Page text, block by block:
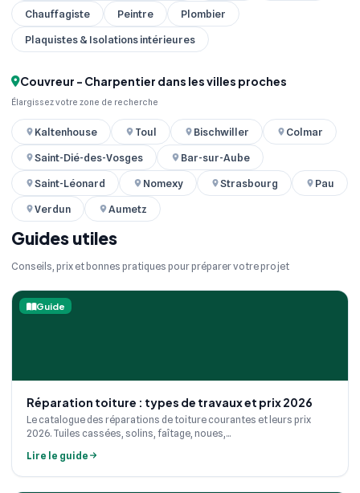
Chauffagiste
Peintre
Plombier
Plaquistes & Isolations intérieures
Couvreur - Charpentier dans les villes proches
Élargissez votre zone de recherche
Kaltenhouse Toul Bischwiller
Colmar
Saint-Dié-des-Vosges
Bar-sur-Aube
Saint-Léonard
Nomexy Strasbourg
Pau
Verdun
Aumetz
Guides utiles
Conseils, prix et bonnes pratiques pour préparer votre projet
Guide
Réparation toiture : types de travaux et prix 2026
Le catalogue des réparations de toiture courantes et leurs prix
2026. Tuiles cassées, solins, faîtage, noues,...
Lire le guide